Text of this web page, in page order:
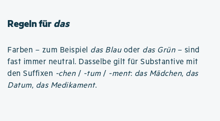
Regeln fürdas
Farben – zum Beispiel das Blauoder das Grün – sind
fast immer neutral. Dasselbe gilt für Substantive mit
den Suffixen -chen / -tum/ -ment: das Mädchen, das
Datum, das Medikament.